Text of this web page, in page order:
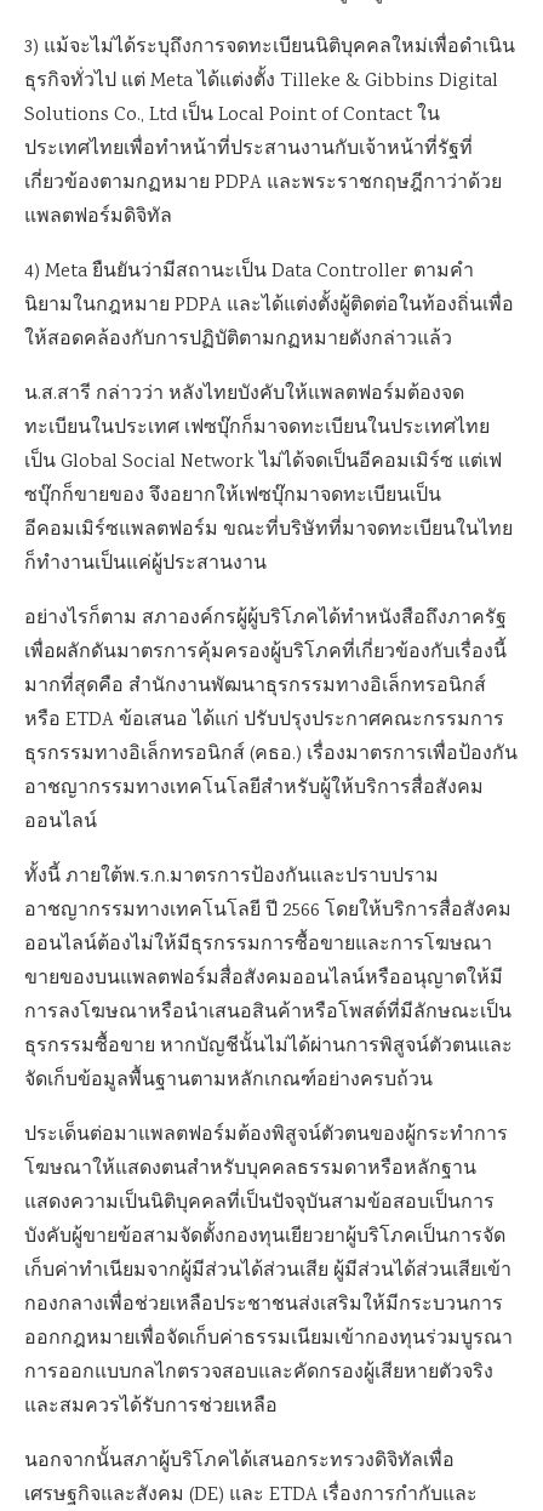
3) แม้จะไม่ได้ระบุถึงการจดทะเบียนนิติบุคคลใหม่เพื่อดำเนิน
ธุรกิจทั่วไป แต่ Meta ได้แต่งตั้ง Tilleke & Gibbins Digital
Solutions Co., Ltd เป็น Local Point of Contact ใน
ประเทศไทยเพื่อทำหน้าที่ประสานงานกับเจ้าหน้าที่รัฐที่
เกี่ยวข้องตามกฏหมาย PDPA และพระราชกฤษฎีกาว่าด้วย
แพลตฟอร์มดิจิทัล
4) Meta ยืนยันว่ามีสถานะเป็น Data Controller ตามคำ
นิยามในกฎหมาย PDPA และได้แต่งตั้งผู้ติดต่อในท้องถิ่นเพื่อ
ให้สอดคล้องกับการปฏิบัติตามกฏหมายดังกล่าวแล้ว
น.ส.สารี กล่าวว่า หลังไทยบังคับให้แพลตฟอร์มต้องจด
ทะเบียนในประเทศ เฟซบุ๊กก็มาจดทะเบียนในประเทศไทย
เป็น Global Social Network ไม่ได้จดเป็นอีคอมเมิร์ซ แต่เฟ
ซบุ๊กก็ขายของ จึงอยากให้เฟซบุ๊กมาจดทะเบียนเป็น
อีคอมเมิร์ซแพลตฟอร์ม ขณะที่บริษัทที่มาจดทะเบียนในไทย
ก็ทำงานเป็นแค่ผู้ประสานงาน
อย่างไรก็ตาม สภาองค์กรผู้ผู้บริโภคได้ทำหนังสือถึงภาครัฐ
เพื่อผลักดันมาตรการคุ้มครองผู้บริโภคที่เกี่ยวข้องกับเรื่องนี้
มากที่สุดคือ สำนักงานพัฒนาธุรกรรมทางอิเล็กทรอนิกส์
หรือ ETDA ข้อเสนอ ได้แก่ ปรับปรุงประกาศคณะกรรมการ
ธุรกรรมทางอิเล็กทรอนิกส์ (คธอ.) เรื่องมาตรการเพื่อป้องกัน
อาชญากรรมทางเทคโนโลยีสำหรับผู้ให้บริการสื่อสังคม
ออนไลน์
ทั้งนี้ ภายใต้พ.ร.ก.มาตรการป้องกันและปราบปราม
อาชญากรรมทางเทคโนโลยี ปี 2566 โดยให้บริการสื่อสังคม
ออนไลน์ต้องไม่ให้มีธุรกรรมการซื้อขายและการโฆษณา
ขายของบนแพลตฟอร์มสื่อสังคมออนไลน์หรืออนุญาตให้มี
การลงโฆษณาหรือนำเสนอสินค้าหรือโพสต์ที่มีลักษณะเป็น
ธุรกรรมซื้อขาย หากบัญชีนั้นไม่ได้ผ่านการพิสูจน์ตัวตนและ
จัดเก็บข้อมูลพื้นฐานตามหลักเกณฑ์อย่างครบถ้วน
ประเด็นต่อมาแพลตฟอร์มต้องพิสูจน์ตัวตนของผู้กระทำการ
โฆษณาให้แสดงตนสำหรับบุคคลธรรมดาหรือหลักฐาน
แสดงความเป็นนิติบุคคลที่เป็นปัจจุบันสามข้อสอบเป็นการ
บังคับผู้ขายข้อสามจัดตั้งกองทุนเยียวยาผู้บริโภคเป็นการจัด
เก็บค่าทำเนียมจากผู้มีส่วนได้ส่วนเสีย ผู้มีส่วนได้ส่วนเสียเข้า
กองกลางเพื่อช่วยเหลือประชาชนส่งเสริมให้มีกระบวนการ
ออกกฎหมายเพื่อจัดเก็บค่าธรรมเนียมเข้ากองทุนร่วมบูรณา
การออกแบบกลไกตรวจสอบและคัดกรองผู้เสียหายตัวจริง
และสมควรได้รับการช่วยเหลือ
นอกจากนั้นสภาผู้บริโภคได้เสนอกระทรวงดิจิทัลเพื่อ
เศรษฐกิจและสังคม (DE) และ ETDA เรื่องการกำกับและ